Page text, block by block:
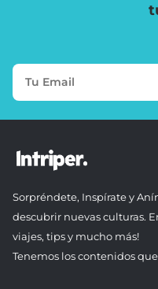
Sorpréndete, Inspírate y
descubrir nuevas culturas.
viajes, tips y mucho más!
Tenemos los contenidos